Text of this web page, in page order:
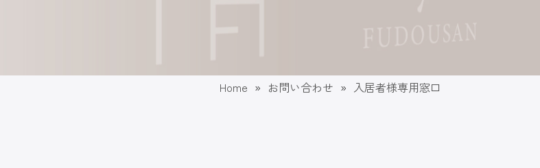
Home » お問い合わせ » 入居者様専用窓口